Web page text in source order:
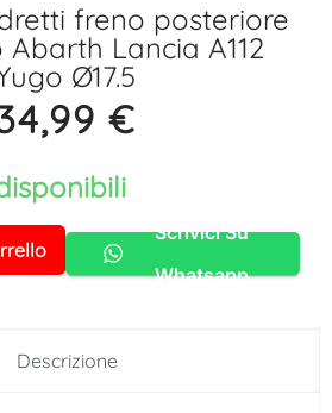
freno posteriore
Lancia A112
Ø17.5
€
Scrivici Su
Whatsapp
Descrizione